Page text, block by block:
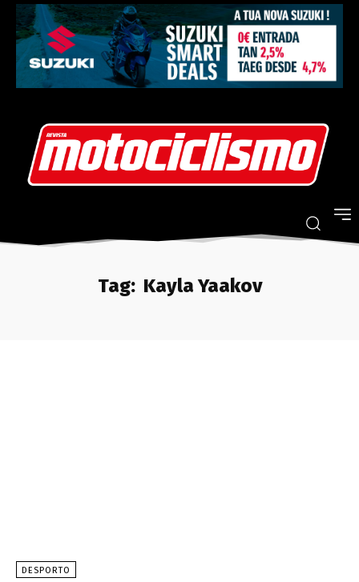
Tag: Kayla Yaakov
DESPORTO